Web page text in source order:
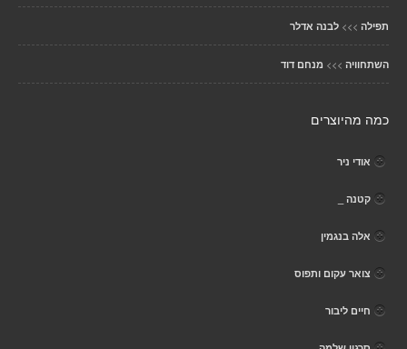
תפילה >>> לבנה אדלר
השתחוויה >>> מנחם דוד
כמה מהיוצרים
אודי ניר
קטנה _
אלה בנגמין
צואר עקום ותפוס
חיים ליבור